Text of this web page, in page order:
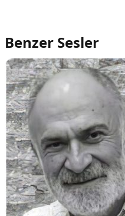
Benzer Sesler